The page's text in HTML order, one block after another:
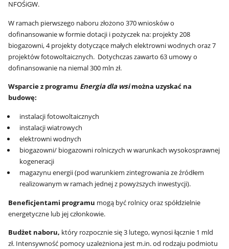
NFOŚiGW.
W ramach pierwszego naboru złożono 370 wniosków o
dofinansowanie w formie dotacji i pożyczek na: projekty 208
biogazowni, 4 projekty dotyczące małych elektrowni wodnych oraz 7
projektów fotowoltaicznych. Dotychczas zawarto 63 umowy o
dofinansowanie na niemal 300 mln zł.
Wsparcie z programu Energia dla wsimożna uzyskać na
budowę:
instalacji fotowoltaicznych
instalacji wiatrowych
elektrowni wodnych
biogazowni/ biogazowni rolniczych w warunkach wysokosprawnej
kogeneracji
magazynu energii (pod warunkiem zintegrowania ze źródłem
realizowanym w ramach jednej z powyższych inwestycji).
Beneficjentami programu mogą być rolnicy oraz spółdzielnie
energetyczne lub jej członkowie.
Budżet naboru, który rozpocznie się 3 lutego, wynosi łącznie 1 mld
zł. Intensywność pomocy uzależniona jest m.in. od rodzaju podmiotu